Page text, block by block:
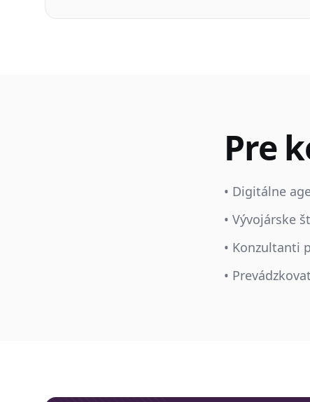
Pre
• Digitálne
• Vývojárske
• Konzultanti
•